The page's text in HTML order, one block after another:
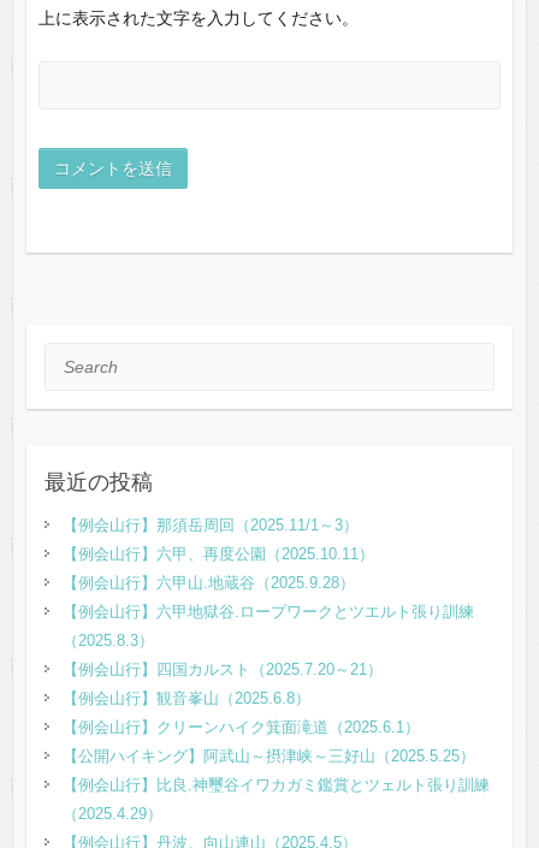
上に表示された文字を入力してください。
Search
最近の投稿
【例会山行】那須岳周回（2025.11/1～3）
【例会山行】六甲、再度公園（2025.10.11）
【例会山行】六甲山.地蔵谷（2025.9.28）
【例会山行】六甲地獄谷.ロープワークとツエルト張り訓練
（2025.8.3）
【例会山行】四国カルスト（2025.7.20～21）
【例会山行】観音峯山（2025.6.8）
【例会山行】クリーンハイク箕面滝道（2025.6.1）
【公開ハイキング】阿武山～摂津峡～三好山（2025.5.25）
【例会山行】比良.神璽谷イワカガミ鑑賞とツェルト張り訓練
（2025.4.29）
【例会山行】丹波、向山連山（2025.4.5）